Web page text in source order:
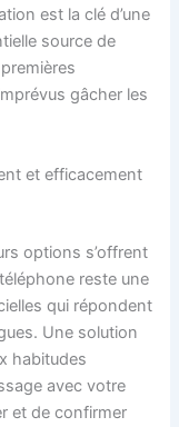
est la clé d’une
source de
gâcher les
et efficacement
options s’offrent
reste une
qui répondent
Une solution
habitudes
avec votre
et de confirmer